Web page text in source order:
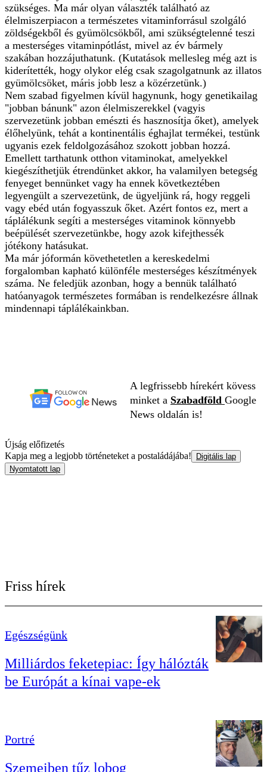
szükséges. Ma már olyan választék található az
élelmiszerpiacon a természetes vitaminforrásul szolgáló
zöldségekből és gyümölcsökből, ami szükségtelenné teszi
a mesterséges vitaminpótlást, mivel az év bármely
szakában hozzájuthatunk. (Kutatások mellesleg még azt is
kiderítették, hogy olykor elég csak szagolgatnunk az illatos
gyümölcsöket, máris jobb lesz a közérzetünk.)
Nem szabad figyelmen kívül hagynunk, hogy genetikailag
"jobban bánunk" azon élelmiszerekkel (vagyis
szervezetünk jobban emészti és hasznosítja őket), amelyek
élőhelyünk, tehát a kontinentális éghajlat termékei, testünk
ugyanis ezek feldolgozásához szokott jobban hozzá.
Emellett tarthatunk otthon vitaminokat, amelyekkel
kiegészíthetjük étrendünket akkor, ha valamilyen betegség
fenyeget bennünket vagy ha ennek következtében
legyengült a szervezetünk, de ügyeljünk rá, hogy reggeli
vagy ebéd után fogyasszuk őket. Azért fontos ez, mert a
táplálékunk segíti a mesterséges vitaminok könnyebb
beépülését szervezetünkbe, hogy azok kifejthessék
jótékony hatásukat.
Ma már jóformán követhetetlen a kereskedelmi
forgalomban kapható különféle mesterséges készítmények
száma. Ne feledjük azonban, hogy a bennük található
hatóanyagok természetes formában is rendelkezésre állnak
mindennapi táplálékainkban.
A legfrissebb hírekért kövess
minket a Szabadföld Google
News oldalán is!
Újság előfizetés
Kapja meg a legjobb történeteket a postaládájába!
Digitális lap
Nyomtatott lap
Friss hírek
Egészségünk
Milliárdos feketepiac: Így hálózták
be Európát a kínai vape-ek
Portré
Szemeiben tűz lobog